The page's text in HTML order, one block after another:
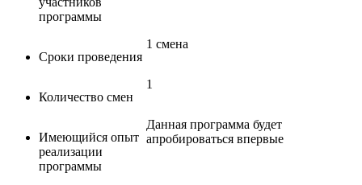
программы
Сроки проведения
1 смена
Количество смен
1
Имеющийся опыт
реализации
программы
Данная программа будет
апробироваться впервые